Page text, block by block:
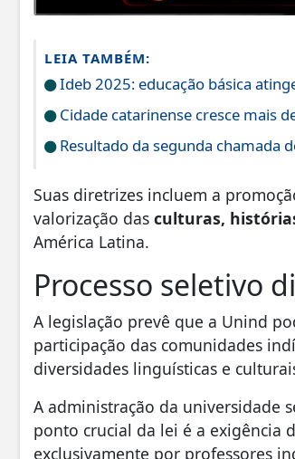
LEIA TAMBÉM:
Ideb 2025: educação básica
Cidade catarinense cresce mais
Resultado da segunda chamada
Suas diretrizes incluem a
valorização das culturas,
América Latina.
Processo seletivo
A legislação prevê que a Unind
participação das comunidades
diversidades linguísticas e
A administração da universidade
ponto crucial da lei é a exigência
exclusivamente por professores